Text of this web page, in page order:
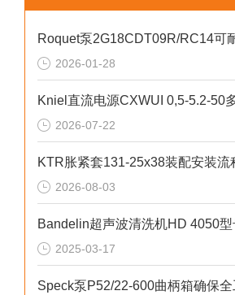
2026-01-28
2026-07-22
KTR胀紧套131-25x38装配安装流
2026-08-03
Bandelin超声波清洗机HD 4050型
2025-03-17